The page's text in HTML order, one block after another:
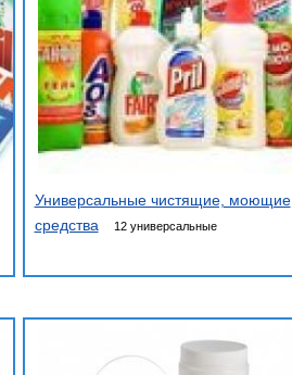
Универсальные чистящие, моющие
средства
12 универсальные